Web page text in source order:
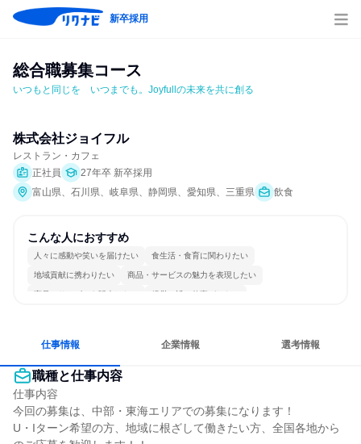
新卒採用
総合職募集コース
いつもと同じを　いつまでも。Joyfullの未来を共に創る
株式会社ジョイフル
レストラン・カフェ
正社員
27年卒 新卒採用
富山県、石川県、岐阜県、静岡県、愛知県、三重県
飲食
こんな人におすすめ
人々に感動や笑いを届けたい 食生活・食育に関わりたい
地域貢献に携わりたい 商品・サービスの魅力を表現したい
商品・サービスを販売したい 経営に近い仕事がしたい
仕事情報 企業情報 選考情報
職種と仕事内容
仕事内容
今回の募集は、中部・東海エリアでの募集になります！
U・Iターン希望の方、地域に根ざして働きたい方、全国各地から